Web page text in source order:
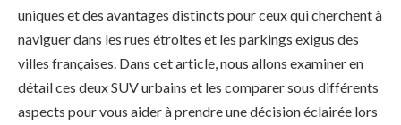
uniques et des avantages distincts pour ceux qui cherchent à
naviguer dans les rues étroites et les parkings exigus des
villes françaises. Dans cet article, nous allons examiner en
détail ces deux SUV urbains et les comparer sous différents
aspects pour vous aider à prendre une décision éclairée lors